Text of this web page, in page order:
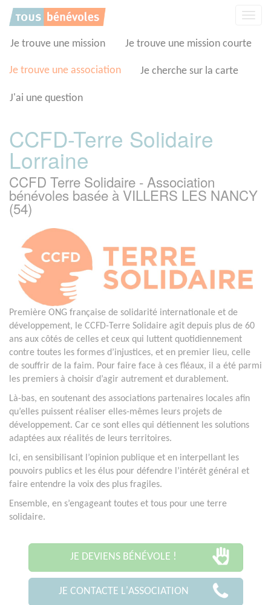
Je trouve une mission Je trouve une mission courte
Je trouve une association Je cherche sur la carte
J'ai une question
CCFD-Terre Solidaire
Lorraine
CCFD Terre Solidaire - Association
bénévoles basée à VILLERS LES NANCY
(54)
Première ONG française de solidarité internationale et de
développement, le CCFD-Terre Solidaire agit depuis plus de 60
ans aux côtés de celles et ceux qui luttent quotidiennement
contre toutes les formes d’injustices, et en premier lieu, celle
de souffrir de la faim. Pour faire face à ces fléaux, il a été parmi
les premiers à choisir d’agir autrement et durablement.
Là-bas, en soutenant des associations partenaires locales afin
qu’elles puissent réaliser elles-mêmes leurs projets de
développement. Car ce sont elles qui détiennent les solutions
adaptées aux réalités de leurs territoires.
Ici, en sensibilisant l’opinion publique et en interpellant les
pouvoirs publics et les élus pour défendre l’intérêt général et
faire entendre la voix des plus fragiles.
Ensemble, en s’engageant toutes et tous pour une terre
solidaire.
JE DEVIENS BÉNÉVOLE !
JE CONTACTE L'ASSOCIATION
Panneau de gestion des cookies